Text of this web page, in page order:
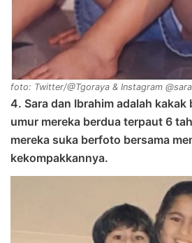
foto: Twitter/@Tgoraya & Instagram
4. Sara dan Ibrahim adalah kakak
umur mereka berdua terpaut 6
mereka suka berfoto bersama
kekompakkannya.